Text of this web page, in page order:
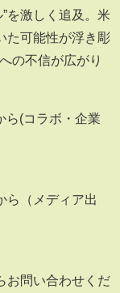
を激しく追及。米
た可能性が浮き彫
の不信が広がり
ら(コラボ・企業
ら（メディア出
お問い合わせくだ